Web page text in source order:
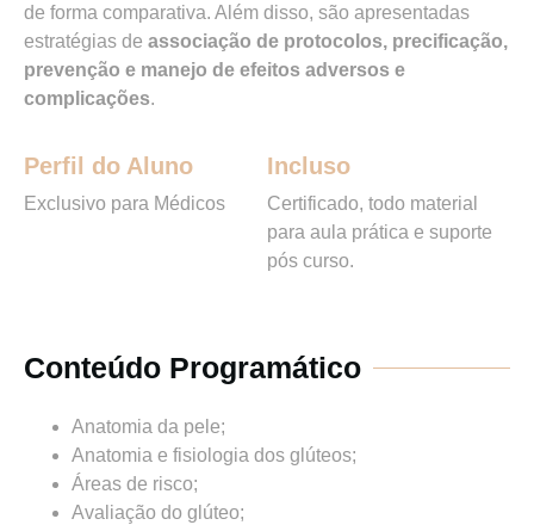
de forma comparativa. Além disso, são apresentadas
estratégias de associação de protocolos, precificação,
prevenção e manejo de efeitos adversos e
complicações.
Perfil do Aluno
Exclusivo para Médicos
Incluso
Certificado, todo material
para aula prática e suporte
pós curso.
Conteúdo Programático
Anatomia da pele;
Anatomia e fisiologia dos glúteos;
Áreas de risco;
Avaliação do glúteo;